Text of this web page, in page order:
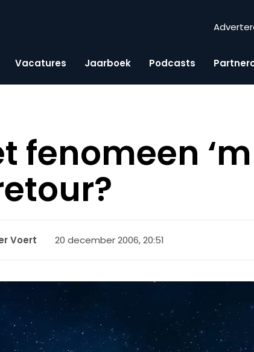
Vacatures Jaarboek Podcasts
fenomeen
Voert 20 december 2006, 20:51